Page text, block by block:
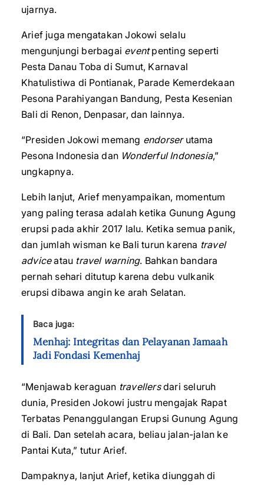
ujarnya.
Arief juga mengatakan Jokowi selalu
mengunjungi berbagai eventpenting seperti
Pesta Danau Toba di Sumut, Karnaval
Khatulistiwa di Pontianak, Parade Kemerdekaan
Pesona Parahiyangan Bandung, Pesta Kesenian
Bali di Renon, Denpasar, dan lainnya.
“Presiden Jokowi memang endorserutama
Pesona Indonesia dan Wonderful Indonesia,”
ungkapnya.
Lebih lanjut, Arief menyampaikan, momentum
yang paling terasa adalah ketika Gunung Agung
erupsi pada akhir 2017 lalu. Ketika semua panik,
dan jumlah wisman ke Bali turun karena travel
adviceatau travel warning. Bahkan bandara
pernah sehari ditutup karena debu vulkanik
erupsi dibawa angin ke arah Selatan.
Baca juga:
Menhaj: Integritas dan Pelayanan Jamaah
Jadi Fondasi Kemenhaj
“Menjawab keraguan travellersdari seluruh
dunia, Presiden Jokowi justru mengajak Rapat
Terbatas Penanggulangan Erupsi Gunung Agung
di Bali. Dan setelah acara, beliau jalan-jalan ke
Pantai Kuta,” tutur Arief.
Dampaknya, lanjut Arief, ketika diunggah di